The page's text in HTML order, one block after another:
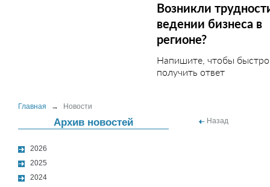
Возникли
ведении бизнеса в
регионе?
Напишите, чтобы быстро
получить ответ
Главная → Новости
Архив новостей
2026
2025
2024
Назад